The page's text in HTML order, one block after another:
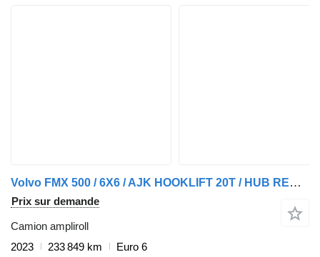
Volvo FMX 500 / 6X6 / AJK HOOKLIFT 20T / HUB REDUCTION
Prix sur demande
Camion ampliroll
2023
233 849 km
Euro 6